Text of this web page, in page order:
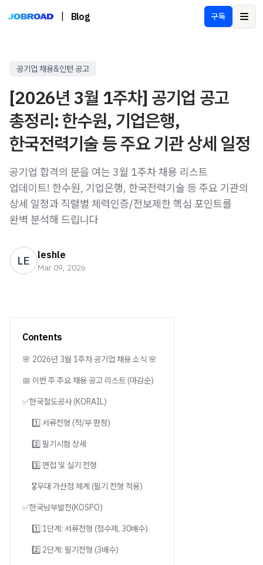
Blog 구독
공기업 채용&인턴 공고
[2026년 3월 1주차] 공기업 공고
총정리: 한수원, 기업은행,
한국전력기술 등 주요 기관 상세 일정
공기업 합격의 문을 여는 3월 1주차 채용 리스트
업데이트! 한수원, 기업은행, 한국전력기술 등 주요 기관의
상세 일정과 직렬별 체력인증/전보제한 핵심 포인트를
완벽 분석해 드립니다
LE leshle
Mar 09, 2026
Contents
🌸 2026년 3월 1주차 공기업 채용 소식 🌸
📅 이번 주 주요 채용 공고 리스트 (마감순)
✅한국철도공사 (KORAIL)
1️⃣ 서류전형 (적/부 판정)
2️⃣ 필기시험 상세
3️⃣ 면접 및 실기 전형
🎖️우대 가산점 체계 (필기 전형 적용)
✅한국남부발전(KOSPO)
1️⃣ 1단계: 서류전형 (점수제, 30배수)
2️⃣ 2단계: 필기전형 (3배수)